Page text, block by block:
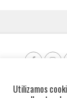
Utilizamos